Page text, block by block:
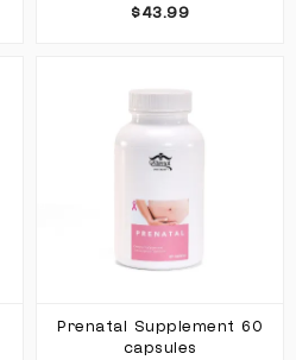
$43.99
Prenatal Supplement 60
capsules